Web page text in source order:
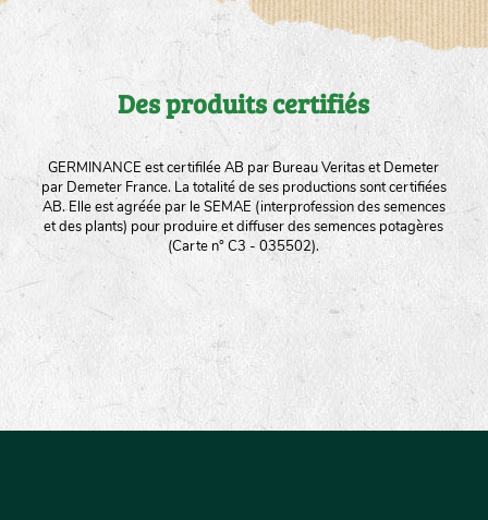
Des produits certifiés
GERMINANCE est certifilée AB par Bureau Veritas et Demeter
par Demeter France. La totalité de ses productions sont certifiées
AB. Elle est agréée par le SEMAE (interprofession des semences
et des plants) pour produire et diffuser des semences potagères
(Carte n° C3 - 035502).